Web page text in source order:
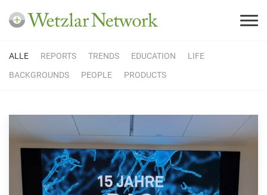
ALLE REPORTS TRENDS EDUCATION
LIFE
BACKGROUNDS
PEOPLE PRODUCTS